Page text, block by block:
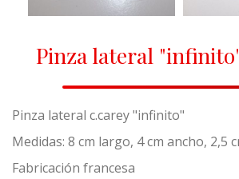
Pinza lateral
Pinza lateral c.carey "infinito"
Medidas: 8 cm largo, 4 cm ancho, 2,5
Fabricación francesa